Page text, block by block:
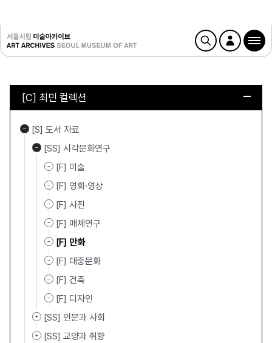
[C] 최민 컬렉션
[S] 도서 자료
[SS] 시각문화연구
[F] 미술
[F] 영화·영상
[F] 사진
[F] 매체연구
[F] 만화
[F] 대중문화
[F] 건축
[F] 디자인
[SS] 인문과 사회
[SS] 교양과 취향